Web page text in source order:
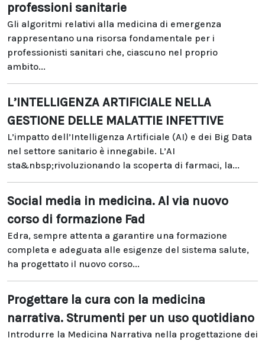
professioni sanitarie
Gli algoritmi relativi alla medicina di emergenza
rappresentano una risorsa fondamentale per i
professionisti sanitari che, ciascuno nel proprio
ambito...
L’INTELLIGENZA ARTIFICIALE NELLA
GESTIONE DELLE MALATTIE INFETTIVE
L’impatto dell’Intelligenza Artificiale (AI) e dei Big Data
nel settore sanitario è innegabile. L’AI
sta&nbsp;rivoluzionando la scoperta di farmaci, la...
Social media in medicina. Al via nuovo
corso di formazione Fad
Edra, sempre attenta a garantire una formazione
completa e adeguata alle esigenze del sistema salute,
ha progettato il nuovo corso...
Progettare la cura con la medicina
narrativa. Strumenti per un uso quotidiano
Introdurre la Medicina Narrativa nella progettazione dei